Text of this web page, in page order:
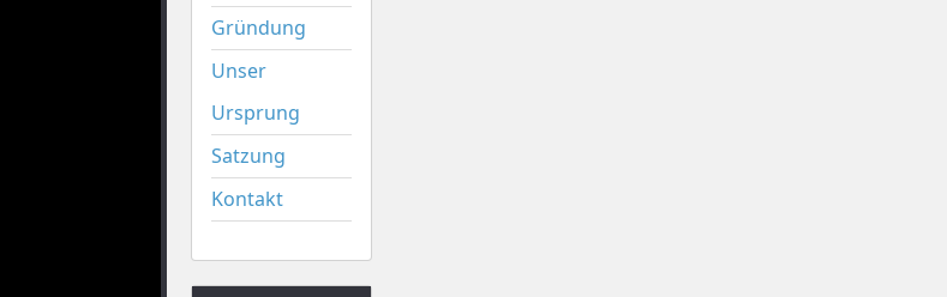
Gründung
Unser
Ursprung
Satzung
Kontakt